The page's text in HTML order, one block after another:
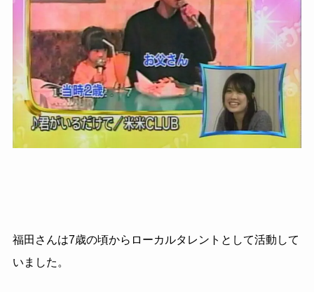
福田さんは7歳の頃からローカルタレントとして活動して
いました。